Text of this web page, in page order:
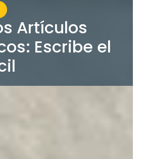
Artículos
Escribe el